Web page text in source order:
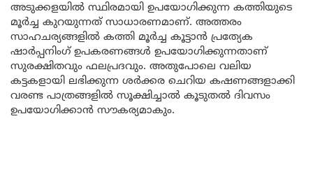
അടുക്കളയിൽ സ്ഥിരമായി ഉപയോഗിക്കുന്ന കത്തിയുടെ
മൂർച്ച കുറയുന്നത് സാധാരണമാണ്. അത്തരം
സാഹചര്യങ്ങളിൽ കത്തി മൂർച്ച കൂട്ടാൻ പ്രത്യേക
ഷാർപ്പനിംഗ് ഉപകരണങ്ങൾ ഉപയോഗിക്കുന്നതാണ്
സുരക്ഷിതവും ഫലപ്രദവും. അതുപോലെ വലിയ
കട്ടകളായി ലഭിക്കുന്ന ശർക്കര ചെറിയ കഷണങ്ങളാക്കി
വരണ്ട പാത്രങ്ങളിൽ സൂക്ഷിച്ചാൽ കൂടുതൽ ദിവസം
ഉപയോഗിക്കാൻ സൗകര്യമാകും.